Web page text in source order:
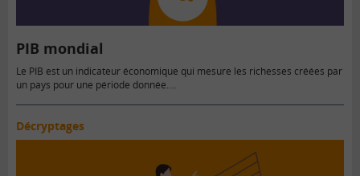
PIB mondial
Le PIB est un indicateur économique qui mesure les richesses créées par
un pays pour une période donnée.…
Décryptages